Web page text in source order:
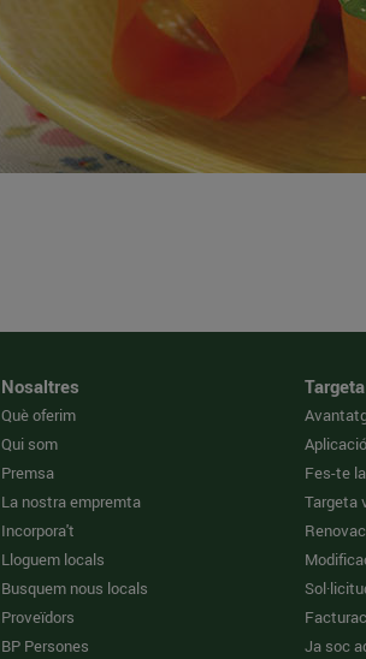
Nosaltres
Què oferim
Qui som
Premsa
La nostra empremta
Incorpora't
Lloguem locals
Busquem nous locals
Proveïdors
BP Persones
Fes-te
Targeta
Ja soc